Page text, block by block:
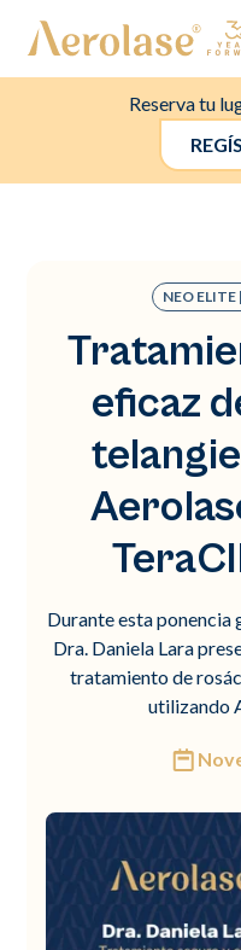
Reserva tu
NEO
eficaz
Durante esta ponencia
Dra. Daniela Lara
tratamiento de
utilizando